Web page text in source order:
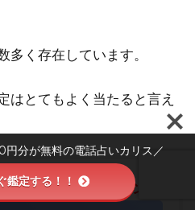
多く存在しています。
はとてもよく当たると言え
定特典キャンペーン／
分が無料の電話占いカリス／
鑑定する！！